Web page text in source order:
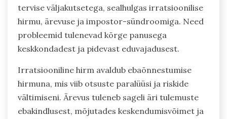
tervise väljakutsetega, sealhulgas irratsioonilise
hirmu, ärevuse ja impostor-sündroomiga. Need
probleemid tulenevad kõrge panusega
keskkondadest ja pidevast eduvajadusest.
Irratsiooniline hirm avaldub ebaõnnestumise
hirmuna, mis viib otsuste paralüüsi ja riskide
vältimiseni. Ärevus tuleneb sageli äri tulemuste
ebakindlusest, mõjutades keskendumisvõimet ja